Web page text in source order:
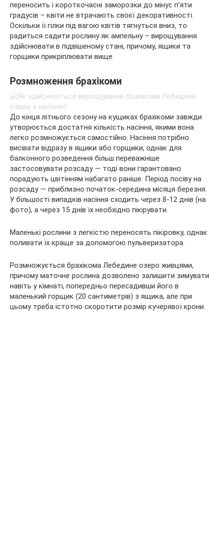
переносить і короткочасні заморозки до мінус п’яти
градусів – квіти не втрачають своєї декоративності.
Оскільки її гілки під вагою квітів тягнуться вниз, то
радиться садити рослину як ампельну – вирощування
здійснювати в підвішеному стані, причому, ящики та
горщики прикріплювати вище.
Розмноження брахікоми
До кінця літнього сезону на кущиках брахікоми завжди
утворюється достатня кількість насіння, якими вона
легко розмножується самостійно. Насіння потрібно
висівати відразу в ящики або горщики, однак для
балконного розведення більш переважніше
застосовувати розсаду — тоді вони гарантовано
порадують цвітінням набагато раніше. Період посіву на
розсаду — приблизно початок-середина місяця березня.
У більшості випадків насіння сходить через 8-12 днів (на
фото), а через 15 днів їх необхідно пікірувати.
Маленькі рослини з легкістю переносять пікіровку, однак
поливати їх краще за допомогою пульверизатора.
Розмножується брахікома Лебедине озеро живцями,
причому маточне рослина дозволено залишити зимувати
навіть у кімнаті, попередньо пересадивши його в
маленький горщик (20 сантиметрів) з ящика, але при
цьому треба істотно скоротити розмір кучерявої крони.